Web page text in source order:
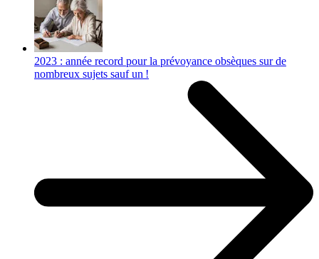
2023 : année record pour la prévoyance obsèques sur de
nombreux sujets sauf un !